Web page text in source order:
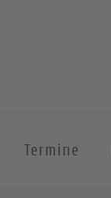
Termine